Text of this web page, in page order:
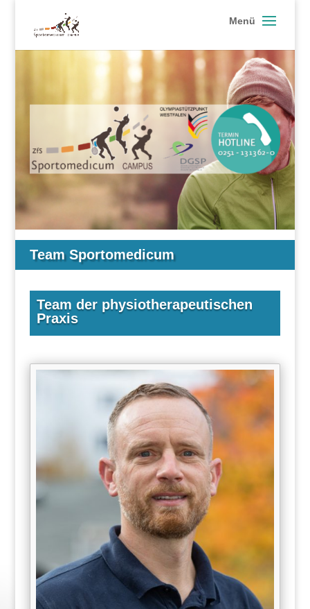
Team Sportomedicum
Team der physiotherapeutischen
Praxis